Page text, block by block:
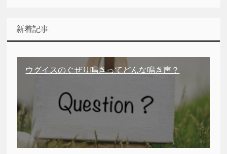
新着記事
ウグイスのぐぜり鳴きってどんな鳴き声？